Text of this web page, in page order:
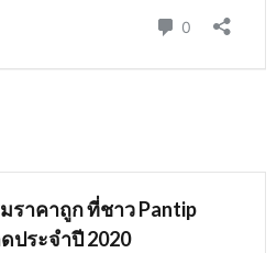
ราคาถูก ที่ชาวPantip
ประจำปี 2020